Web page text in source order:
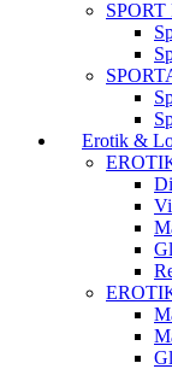
Erotik &